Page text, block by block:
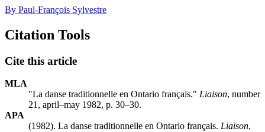
By Paul-François Sylvestre
Citation Tools
Cite this article
MLA
"La danse traditionnelle en Ontario français." Liaison, number
21, april–may 1982, p. 30–30.
APA
(1982). La danse traditionnelle en Ontario français. Liaison,